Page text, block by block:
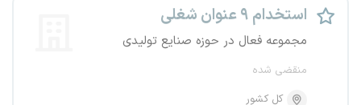
استخدام ۹ عنوان شغلی
مجموعه فعال در حوزه صنایع تولیدی
منقضی شده
کل کشور